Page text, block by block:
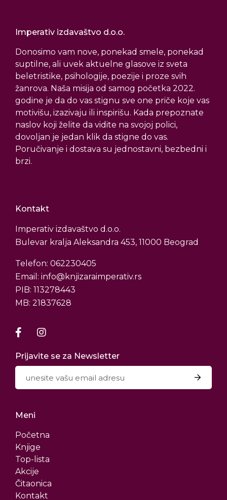
Imperativ izdavaštvo d.o.o.
Donosimo vam nove, ponekad smele, ponekad
suptilne, ali uvek aktuelne glasove iz sveta
beletristike, psihologije, poezije i proze svih
žanrova. Naša misija od samog početka 2022.
godine je da do vas stignu sve one priče koje vas
motivišu, izazivaju ili inspirišu. Kada prepoznate
naslov koji želite da vidite na svojoj polici,
dovoljan je jedan klik da stigne do vas.
Poručivanje i dostava su jednostavni, bezbedni i
brzi.
Kontakt
Imperativ izdavaštvo d.o.o.
Bulevar kralja Aleksandra 453, 11000 Beograd
Telefon: 062230405
Email: info@knjizaraimperativ.rs
PIB: 113278443
MB: 21837628
Prijavite se za Newsletter
Meni
Početna
Knjige
Top-lista
Akcije
Čitaonica
Kontakt